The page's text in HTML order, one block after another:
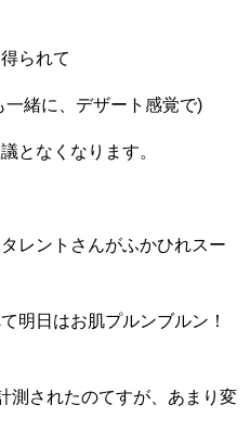
られて
緒に、デザート感覚で)
となくなります。
レントさんがふかひれスー
明日はお肌プルンブルン！
測されたのてすが、あまり変